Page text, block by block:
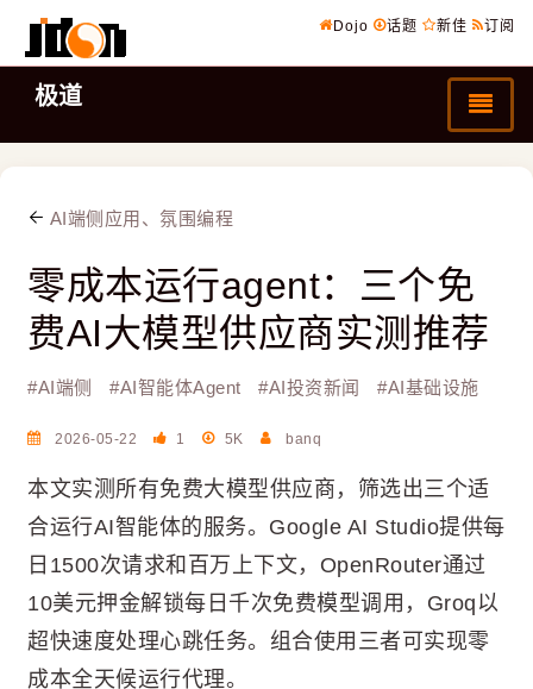
Dojo 话题 新佳 订阅
极道
AI端侧应用、氛围编程
零成本运行agent：三个免
费AI大模型供应商实测推荐
#AI端侧 #AI智能体Agent #AI投资新闻 #AI基础设施
2026-05-22 1 5K banq
本文实测所有免费大模型供应商，筛选出三个适
合运行AI智能体的服务。Google AI Studio提供每
日1500次请求和百万上下文，OpenRouter通过
10美元押金解锁每日千次免费模型调用，Groq以
超快速度处理心跳任务。组合使用三者可实现零
成本全天候运行代理。